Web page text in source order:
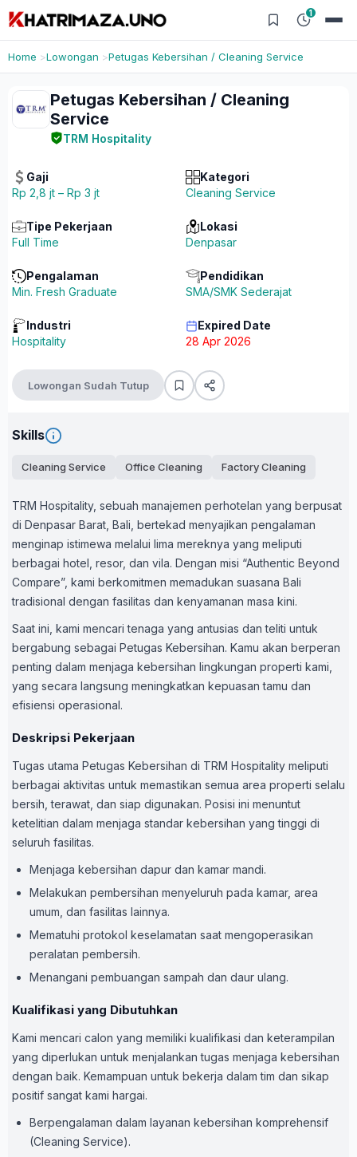
1
Home Lowongan Petugas Kebersihan / Cleaning Service
Petugas Kebersihan / Cleaning
Service
TRM Hospitality
Gaji
Rp 2,8 jt – Rp 3 jt
Kategori
Cleaning Service
Tipe Pekerjaan
Full Time
Lokasi
Denpasar
Pengalaman
Min. Fresh Graduate
Pendidikan
SMA/SMK Sederajat
Industri
Hospitality
Expired Date
28 Apr 2026
Lowongan Sudah Tutup
Skills
Cleaning Service Office Cleaning Factory Cleaning
TRM Hospitality, sebuah manajemen perhotelan yang berpusat
di Denpasar Barat, Bali, bertekad menyajikan pengalaman
menginap istimewa melalui lima mereknya yang meliputi
berbagai hotel, resor, dan vila. Dengan misi “Authentic Beyond
Compare”, kami berkomitmen memadukan suasana Bali
tradisional dengan fasilitas dan kenyamanan masa kini.
Saat ini, kami mencari tenaga yang antusias dan teliti untuk
bergabung sebagai Petugas Kebersihan. Kamu akan berperan
penting dalam menjaga kebersihan lingkungan properti kami,
yang secara langsung meningkatkan kepuasan tamu dan
efisiensi operasional.
Deskripsi Pekerjaan
Tugas utama Petugas Kebersihan di TRM Hospitality meliputi
berbagai aktivitas untuk memastikan semua area properti selalu
bersih, terawat, dan siap digunakan. Posisi ini menuntut
ketelitian dalam menjaga standar kebersihan yang tinggi di
seluruh fasilitas.
Menjaga kebersihan dapur dan kamar mandi.
Melakukan pembersihan menyeluruh pada kamar, area
umum, dan fasilitas lainnya.
Mematuhi protokol keselamatan saat mengoperasikan
peralatan pembersih.
Menangani pembuangan sampah dan daur ulang.
Kualifikasi yang Dibutuhkan
Kami mencari calon yang memiliki kualifikasi dan keterampilan
yang diperlukan untuk menjalankan tugas menjaga kebersihan
dengan baik. Kemampuan untuk bekerja dalam tim dan sikap
positif sangat kami hargai.
Berpengalaman dalam layanan kebersihan komprehensif
(Cleaning Service).